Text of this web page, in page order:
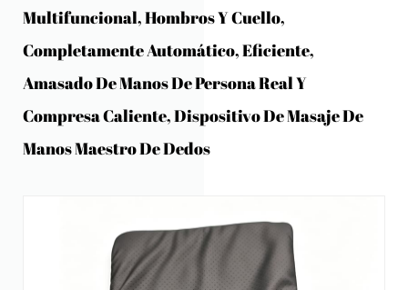
Multifuncional, Hombros Y Cuello,
Completamente Automático, Eficiente,
Amasado De Manos De Persona Real Y
Compresa Caliente, Dispositivo De Masaje De
Manos Maestro De Dedos